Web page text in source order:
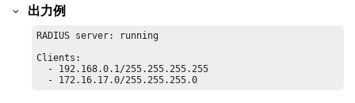
出力例
RADIUS server: running
Clients:
  - 192.168.0.1/255.255.255.255
  - 172.16.17.0/255.255.255.0